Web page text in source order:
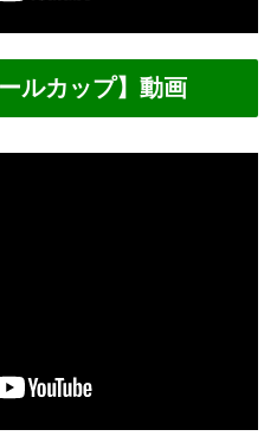
ルカップ】動画